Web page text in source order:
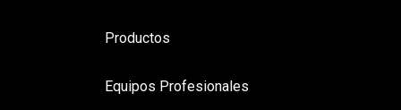
Productos
Equipos Profesionales